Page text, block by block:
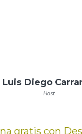
Luis Diego
Host
gratis con